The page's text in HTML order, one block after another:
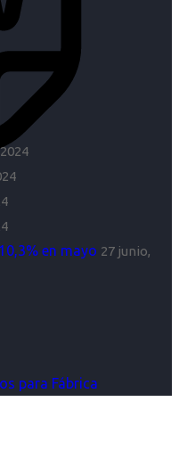
en mayo 27 junio,
para Fábrica